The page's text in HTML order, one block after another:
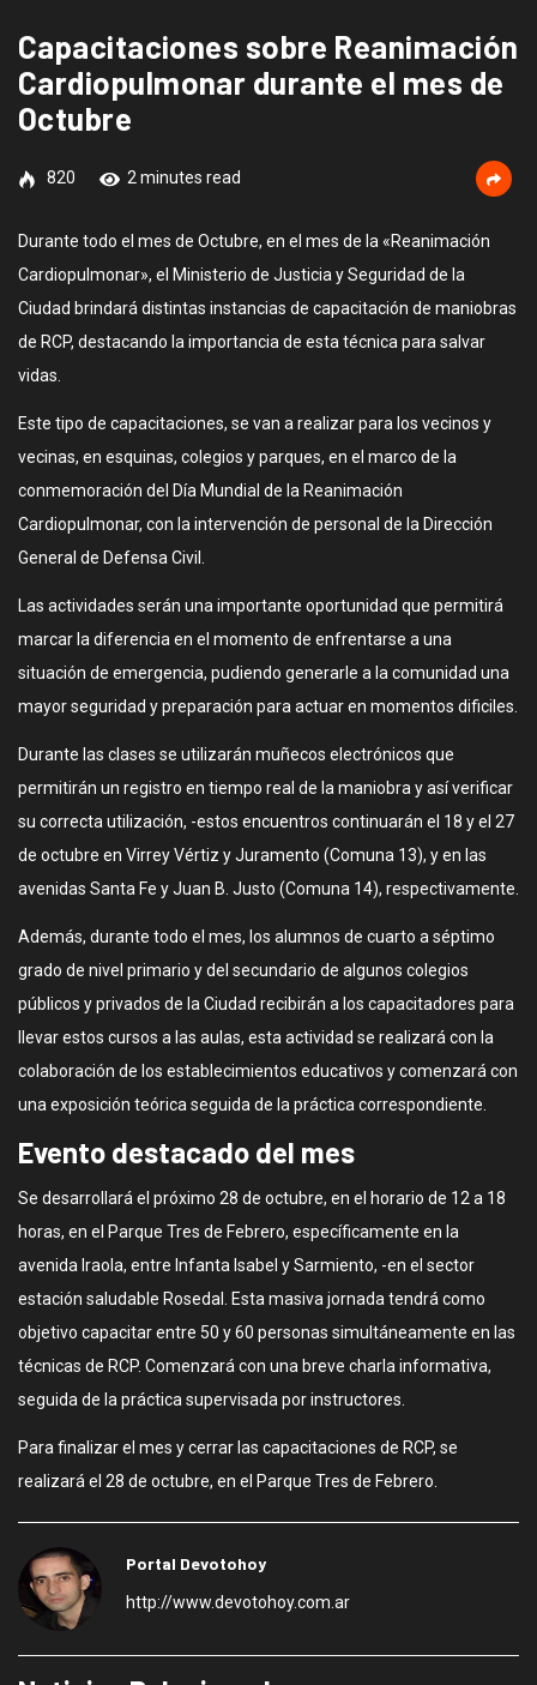
Capacitaciones sobre Reanimación
Cardiopulmonar durante el mes de
Octubre
820 2 minutes read
Durante todo el mes de Octubre, en el mes de la «Reanimación
Cardiopulmonar», el Ministerio de Justicia y Seguridad de la
Ciudad brindará distintas instancias de capacitación de maniobras
de RCP, destacando la importancia de esta técnica para salvar
vidas.
Este tipo de capacitaciones, se van a realizar para los vecinos y
vecinas, en esquinas, colegios y parques, en el marco de la
conmemoración del Día Mundial de la Reanimación
Cardiopulmonar, con la intervención de personal de la Dirección
General de Defensa Civil.
Las actividades serán una importante oportunidad que permitirá
marcar la diferencia en el momento de enfrentarse a una
situación de emergencia, pudiendo generarle a la comunidad una
mayor seguridad y preparación para actuar en momentos dificiles.
Durante las clases se utilizarán muñecos electrónicos que
permitirán un registro en tiempo real de la maniobra y así verificar
su correcta utilización, -estos encuentros continuarán el 18 y el 27
de octubre en Virrey Vértiz y Juramento (Comuna 13), y en las
avenidas Santa Fe y Juan B. Justo (Comuna 14), respectivamente.
Además, durante todo el mes, los alumnos de cuarto a séptimo
grado de nivel primario y del secundario de algunos colegios
públicos y privados de la Ciudad recibirán a los capacitadores para
llevar estos cursos a las aulas, esta actividad se realizará con la
colaboración de los establecimientos educativos y comenzará con
una exposición teórica seguida de la práctica correspondiente.
Evento destacado del mes
Se desarrollará el próximo 28 de octubre, en el horario de 12 a 18
horas, en el Parque Tres de Febrero, específicamente en la
avenida Iraola, entre Infanta Isabel y Sarmiento, -en el sector
estación saludable Rosedal. Esta masiva jornada tendrá como
objetivo capacitar entre 50 y 60 personas simultáneamente en las
técnicas de RCP. Comenzará con una breve charla informativa,
seguida de la práctica supervisada por instructores.
Para finalizar el mes y cerrar las capacitaciones de RCP, se
realizará el 28 de octubre, en el Parque Tres de Febrero.
Portal Devotohoy
http://www.devotohoy.com.ar